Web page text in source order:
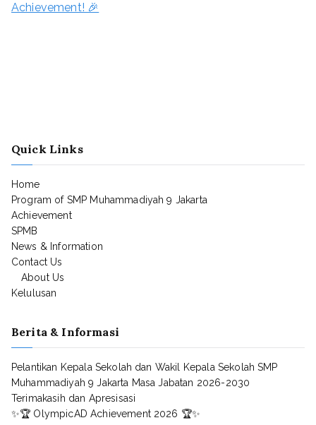
Achievement! 🎉
Quick Links
Home
Program of SMP Muhammadiyah 9 Jakarta
Achievement
SPMB
News & Information
Contact Us
About Us
Kelulusan
Berita & Informasi
Pelantikan Kepala Sekolah dan Wakil Kepala Sekolah SMP
Muhammadiyah 9 Jakarta Masa Jabatan 2026-2030
Terimakasih dan Apresisasi
✨🏆 OlympicAD Achievement 2026 🏆✨